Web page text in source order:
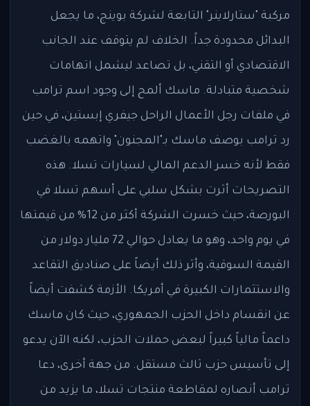
مركبة "ستارلاينر" التابعة لشركة بوينج، ما يجعل
البدائل محدودة جداً. الخلاف لم يتوقف عند الجانب
الاقتصادي أو التقني، بل تصاعد ليشمل اتهامات
شخصية متبادلة. ماسك ألمح إلى وجود اسم ترامب
في ملفات رجل الأعمال الراحل جيفري إبستين، في حين
رد ترامب بوصف ماسك بـ"المجنون" واتهمه بالغضب
فقط لأنه خسر الدعم المالي لسيارات تسلا. هذه
التصريحات أثرت بشكل سلبي على أسهم تسلا في
البورصة، حيث خسرت الشركة أكثر من 12% من قيمتها
في يوم واحد، وهو ما يعادل حوالي 72 مليار دولار من
القيمة السوقية، وأثر ذلك أيضاً على صناديق التقاعد
والاستثمارات الكبيرة في أمريكا. الأزمة كشفت أيضاً
عن انقسام داخل الحزب الجمهوري، حيث كان ماسك
داعماً مالياً كبيراً لبعض حملات الحزب، لكنه الآن يدعو
إلى تأسيس حزب ثالث مستقل. من جهة أخرى، دعا
ترامب أنصاره لمقاطعة منتجات تسلا، ما يزيد من